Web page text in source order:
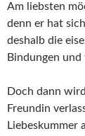
Am liebsten
denn er hat
deshalb die
Bindungen
Doch dann
Freundin
Liebeskummer